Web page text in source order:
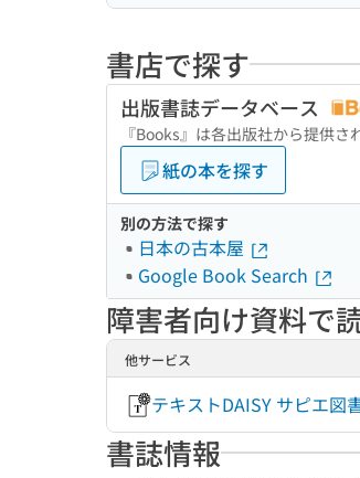
書店で探す
出版書誌データベース
『Books』は各出版社から提供
紙の本を探す
別の方法で探す
日本の古本屋
Google Book Search
障害者向け資料で
他サービス
テキストDAISY サピエ図
書誌情報